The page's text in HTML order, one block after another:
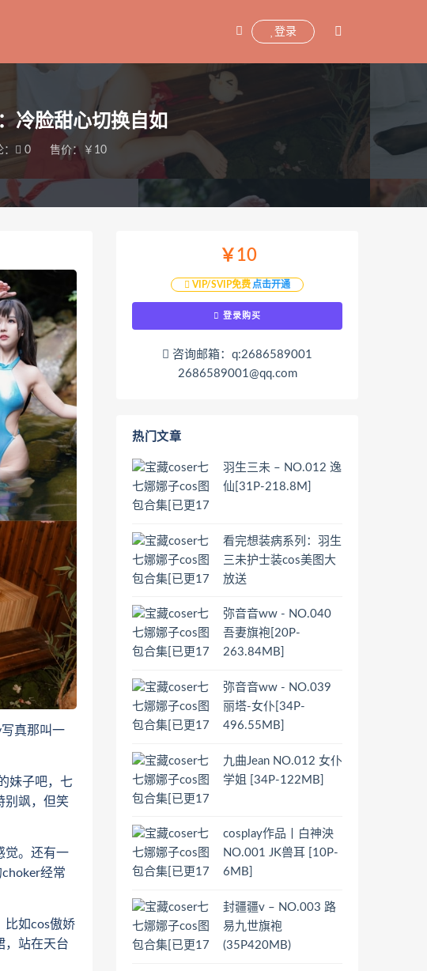
登录
冷脸甜心切换自如
0 售价：￥10
真那叫一
妹子吧，七
别飒，但笑
觉。还有一
经常
如cos傲娇
，站在天台
￥10
VIP/SVIP免费 点击开通
登录购买
咨询邮箱：q:2686589001
2686589001@qq.com
热门文章
羽生三未 – NO.012 逸
仙[31P-218.8M]
看完想装病系列：羽生
三未护士装cos美图大
放送
弥音音ww - NO.040
吾妻旗袍[20P-
263.84MB]
弥音音ww - NO.039
丽塔-女仆[34P-
496.55MB]
九曲Jean NO.012 女仆
学姐 [34P-122MB]
cosplay作品丨白神泱
NO.001 JK兽耳 [10P-
6MB]
封疆疆v – NO.003 路
易九世旗袍
(35P420MB)